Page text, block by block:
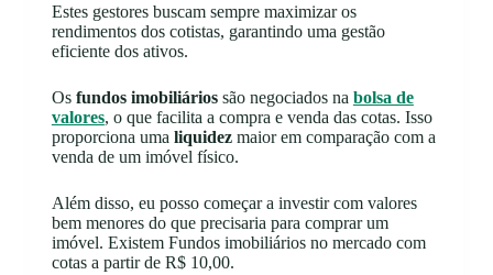
Estes gestores buscam sempre maximizar os
rendimentos dos cotistas, garantindo uma gestão
eficiente dos ativos.
Os fundos imobiliáriossão negociados na bolsa de
valores, o que facilita a compra e venda das cotas. Isso
proporciona uma liquidezmaior em comparação com a
venda de um imóvel físico.
Além disso, eu posso começar a investir com valores
bem menores do que precisaria para comprar um
imóvel. Existem Fundos imobiliários no mercado com
cotas a partir de R$ 10,00.